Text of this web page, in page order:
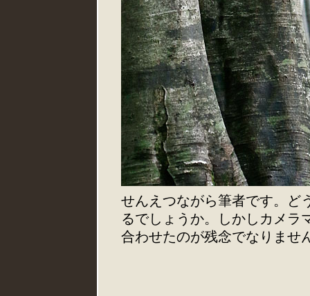
せんえつながら筆者です。ど
るでしょうか。しかしカメラ
合わせたのが残念でなりませ